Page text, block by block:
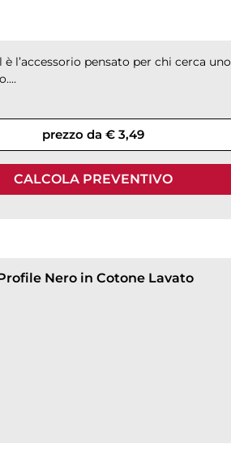
l’accessorio pensato per chi cerca
prezzo da € 3,49
CALCOLA PREVENTIVO
Nero in Cotone Lavato